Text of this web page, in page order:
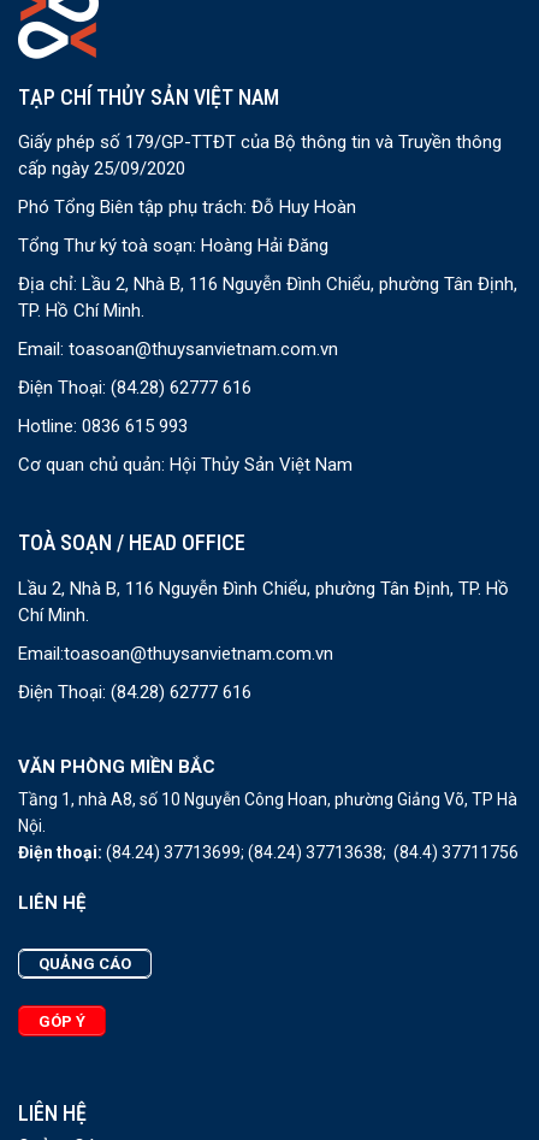
TẠP CHÍ THỦY SẢN VIỆT NAM
Giấy phép số 179/GP-TTĐT của Bộ thông tin và Truyền thông
cấp ngày 25/09/2020
Phó Tổng Biên tập phụ trách: Đỗ Huy Hoàn
Tổng Thư ký toà soạn: Hoàng Hải Đăng
Địa chỉ: Lầu 2, Nhà B, 116 Nguyễn Đình Chiểu, phường Tân Định,
TP. Hồ Chí Minh.
Email: toasoan@thuysanvietnam.com.vn
Điện Thoại: (84.28) 62777 616
Hotline: 0836 615 993
Cơ quan chủ quản: Hội Thủy Sản Việt Nam
TOÀ SOẠN / HEAD OFFICE
Lầu 2, Nhà B, 116 Nguyễn Đình Chiểu, phường Tân Định, TP. Hồ
Chí Minh.
Email:toasoan@thuysanvietnam.com.vn
Điện Thoại: (84.28) 62777 616
VĂN PHÒNG MIỀN BẮC
Tầng 1, nhà A8, số 10 Nguyễn Công Hoan, phường Giảng Võ, TP Hà
Nội.
Điện thoại: (84.24) 37713699; (84.24) 37713638; (84.4) 37711756
LIÊN HỆ
QUẢNG CÁO
GÓP Ý
LIÊN HỆ